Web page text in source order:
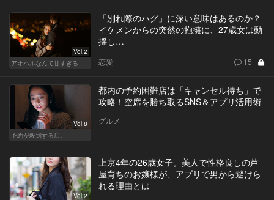
Vol.2
アオハルなんて甘すぎる
「別れ際のハグ」に深い意味はあるのか？
イケメンからの突然の抱擁に、27歳女は動
揺し…
恋愛 15
Vol.8
予約が殺到する店。
都内の予約困難店は「キャンセル待ち」で
攻略！空席を勝ち取るSNS＆アプリ活用術
グルメ
Vol.2
上京4年の26歳女子。美人で性格良しの芦
屋育ちのお嬢様が、アプリで男から避けら
れる理由とは